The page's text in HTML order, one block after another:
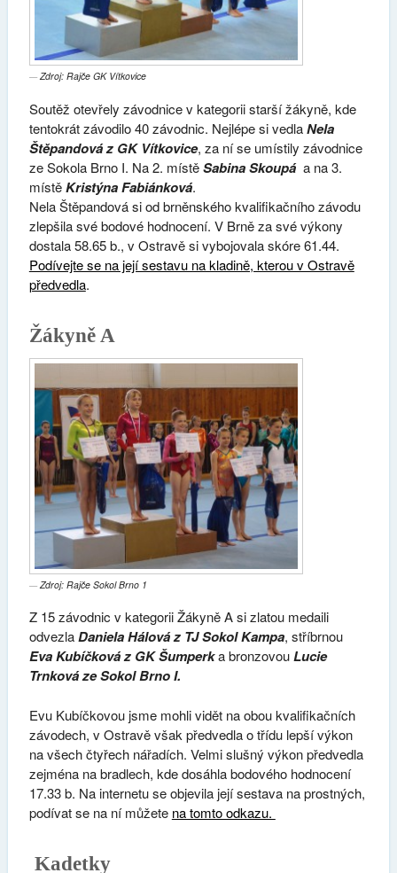
Zdroj: Rajče GK Vítkovice
Soutěž otevřely závodnice v kategorii starší žákyně, kde
tentokrát závodilo 40 závodnic. Nejlépe si vedlaNela
Štěpandová z GK Vítkovice, za ní se umístily závodnice
ze Sokola Brno I. Na 2. místěSabina Skoupáa na 3.
místěKristýna Fabiánková.
Nela Štěpandová si od brněnského kvalifikačního závodu
zlepšila své bodové hodnocení. V Brně za své výkony
dostala 58.65 b., v Ostravě si vybojovala skóre 61.44.
Podívejte se na její sestavu na kladině, kterou v Ostravě
předvedla.
Žákyně A
Zdroj: Rajče Sokol Brno 1
Z 15 závodnic v kategorii Žákyně A si zlatou medaili
odvezlaDaniela Hálová z TJ Sokol Kampa, stříbrnou
Eva Kubíčková z GK Šumperka bronzovouLucie
Trnková ze Sokol Brno I.
Evu Kubíčkovou jsme mohli vidět na obou kvalifikačních
závodech, v Ostravě však předvedla o třídu lepší výkon
na všech čtyřech nářadích. Velmi slušný výkon předvedla
zejména na bradlech, kde dosáhla bodového hodnocení
17.33 b. Na internetu se objevila její sestava na prostných,
podívat se na ní můžete na tomto odkazu.
Kadetky